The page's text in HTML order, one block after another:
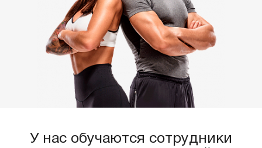
У нас обучаются сотрудники